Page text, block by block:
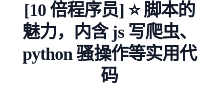
[10 倍程序员] ⭐ 脚本的
魅力，内含 js 写爬虫、
python 骚操作等实用代
码